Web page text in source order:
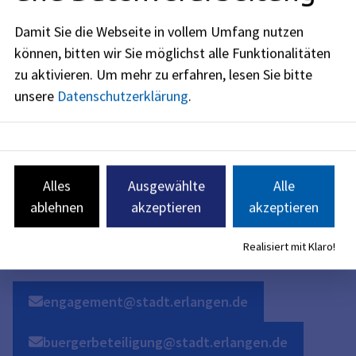
jetzt geschlossen
Montag:
09:30-15:00Uhr
Dienstag:
Donnerstag:
-15:00
Freitag:
09:30-12:00Uhr
engagement@stadt.erlangen.de
buergerbeteiligung@stadt.erlangen.de
Damit Sie die Webseite in vollem Umfang nutzen
können, bitten wir Sie möglichst alle Funktionalitäten
zu aktivieren. Um mehr zu erfahren, lesen Sie bitte
unsere Datenschutzerklärung.
Alles
ablehnen
Ausgewählte
akzeptieren
Alle
akzeptieren
Realisiert mit Klaro!